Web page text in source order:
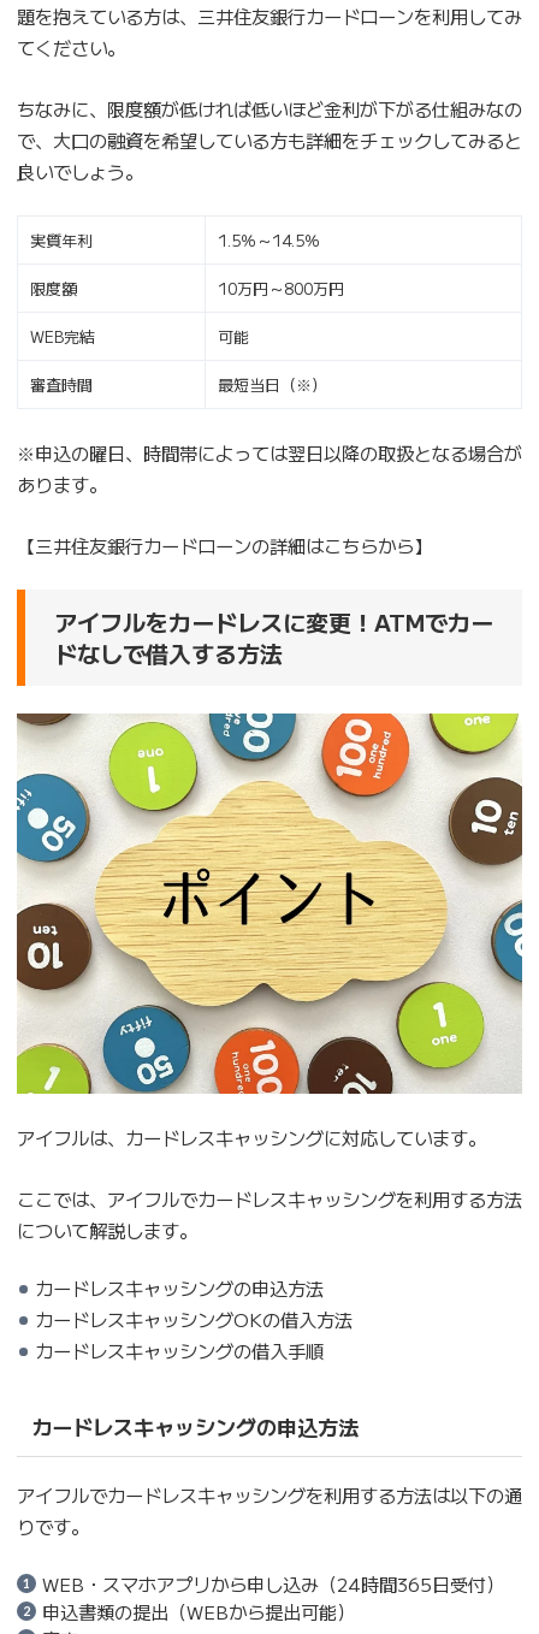
題を抱えている方は、三井住友銀行カードローンを利用してみ
てください。
ちなみに、限度額が低ければ低いほど金利が下がる仕組みなの
で、大口の融資を希望している方も詳細をチェックしてみると
良いでしょう。
実質年利 1.5％～14.5％
限度額 10万円～800万円
WEB完結 可能
審査時間 最短当日（※）
※申込の曜日、時間帯によっては翌日以降の取扱となる場合が
あります。
【三井住友銀行カードローンの詳細はこちらから】
アイフルをカードレスに変更！ATMでカー
ドなしで借入する方法
アイフルは、カードレスキャッシングに対応しています。
ここでは、アイフルでカードレスキャッシングを利用する方法
について解説します。
カードレスキャッシングの申込方法
カードレスキャッシングOKの借入方法
カードレスキャッシングの借入手順
カードレスキャッシングの申込方法
アイフルでカードレスキャッシングを利用する方法は以下の通
りです。
WEB・スマホアプリから申し込み（24時間365日受付）
申込書類の提出（WEBから提出可能）